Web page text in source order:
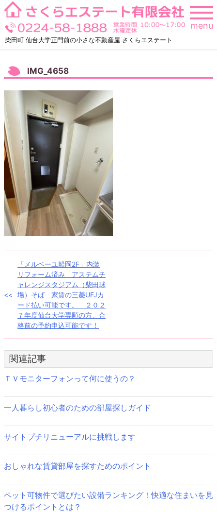
Skip
to
content
柴田町 仙台大学正門前の小さな不動産屋 さくらエステート
menu
IMG_4658
ナ
ゲ
ー
シ
ン
「メルベーユ船岡2F」内装
リフォーム済み アステムチ
ャレンジスタジアム（柴田球
場）そば 家賃の三菱UFJカ
ード払い可能です。 ２０２
７年度仙台大学専願の方、合
格前の予約申込可能です！
関連記事
ＴＶモニターフォンって何に使うの？
一人暮らし初心者のための部屋探しガイド
サイトプチリニューアルに挑戦します
おしゃれな賃貸部屋を探すためのポイント
ペット可物件で選びたい設備ランキング！快適な住まいを見
つけるポイントとは？